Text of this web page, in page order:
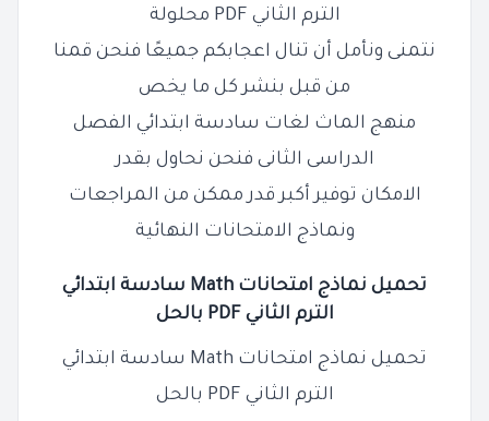
الترم الثاني PDF محلولة
نتمنى ونأمل أن تنال اعجابكم جميعًا فنحن قمنا
من قبل بنشر كل ما يخص
منهج الماث لغات سادسة ابتدائي الفصل
الدراسى الثانى فنحن نحاول بقدر
الامكان توفير أكبر قدر ممكن من المراجعات
ونماذج الامتحانات النهائية
تحميل نماذج امتحانات Math سادسة ابتدائي
الترم الثاني PDF بالحل
تحميل نماذج امتحانات Math سادسة ابتدائي
الترم الثاني PDF بالحل